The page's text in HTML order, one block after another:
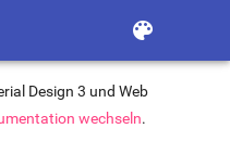
color_lens
Design 3 und Web
wechseln.